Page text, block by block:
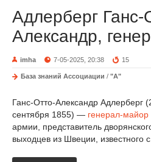
Адлерберг Ганс-
Александр,
imha 7-05-2025, 20:38 15
База знаний Ассоциации / "А"
Ганс-Отто-Александр Адлерберг
сентября 1855) — генерал-майор
армии, представитель
выходцев из Швеции, известного с